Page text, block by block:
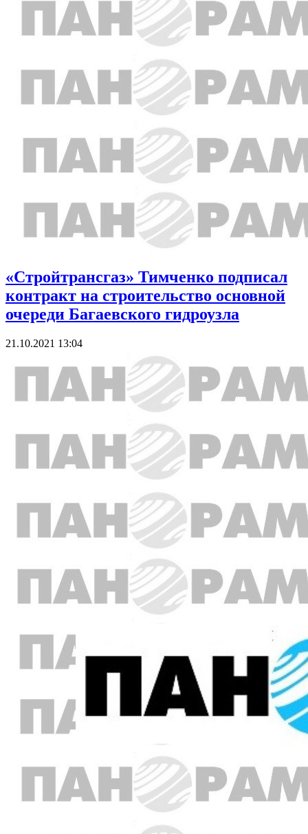
«Стройтрансгаз» Тимченко подписал
контракт на строительство основной
очереди Багаевского гидроузла
21.10.2021 13:04